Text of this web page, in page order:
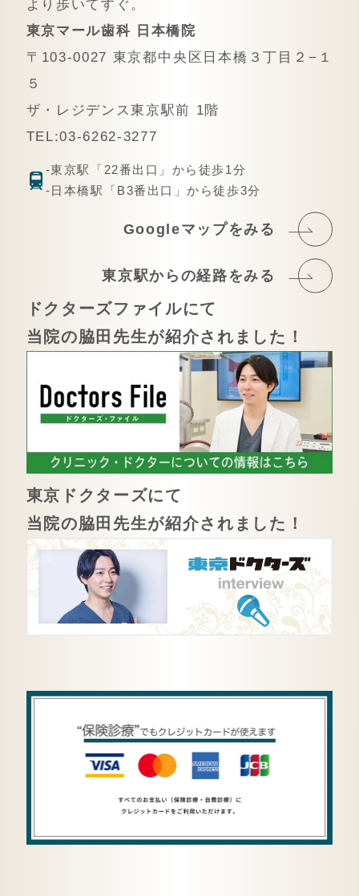
より歩いてすぐ。
東京マール歯科 日本橋院
〒103-0027 東京都中央区日本橋３丁目２−１
５
ザ・レジデンス東京駅前 1階
TEL:03-6262-3277
-東京駅「22番出口」から徒歩1分
-日本橋駅「B3番出口」から徒歩3分
Googleマップをみる
東京駅からの経路をみる
ドクターズファイルにて
当院の脇田先生が紹介されました！
東京ドクターズにて
当院の脇田先生が紹介されました！